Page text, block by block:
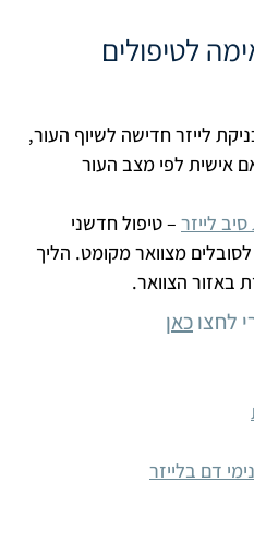
לטיפולים
לייזר חדישה לשיוף העור,
אישית לפי מצב העור
לייזר – טיפול חדשני
לסובלים מצוואר מקומט. הליך
באזור הצוואר.
לחצוכאן
דם בלייזר